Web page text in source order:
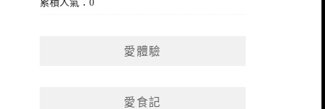
累積人氣：0
愛體驗
愛食記